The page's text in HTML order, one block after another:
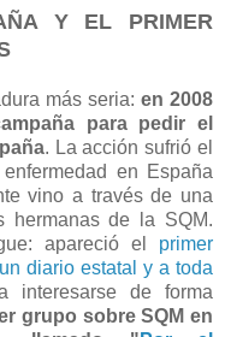
Y EL PRIMER
más seria: en 2008
para pedir el
. La acción sufrió el
en España
vino a través de una
hermanas de la SQM.
apareció el primer
diario estatal y a toda
interesarse de forma
grupo sobre SQM en